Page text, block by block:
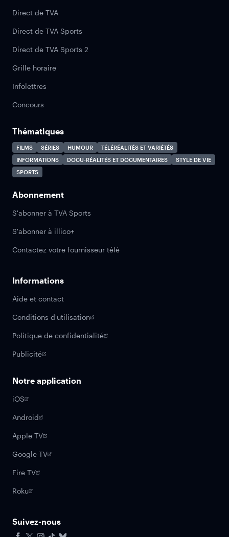
Direct de TVA
Direct de TVA Sports
Direct de TVA Sports 2
Grille horaire
Infolettres
Concours
Thématiques
FILMS SÉRIES HUMOUR
TÉLÉRÉALITÉS ET VARIÉTÉS
INFORMATIONS
DOCU-RÉALITÉS ET DOCUMENTAIRES
STYLE DE VIE
SPORTS
Abonnement
S'abonner à TVA Sports
S'abonner à illico+
Contactez votre fournisseur télé
Informations
Aide et contact
Conditions d'utilisation
Politique de confidentialité
Publicité
Notre application
iOS
Android
Apple TV
Google TV
Fire TV
Roku
Suivez-nous